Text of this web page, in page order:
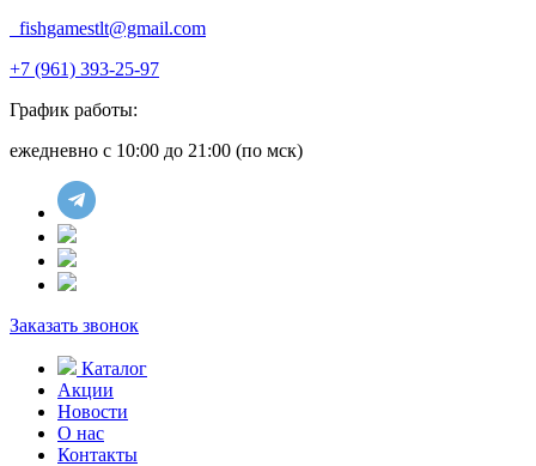
fishgamestlt@gmail.com
+7 (961) 393-25-97
График работы:
ежедневно с 10:00 до 21:00 (по мск)
Заказать звонок
Каталог
Акции
Новости
О нас
Контакты